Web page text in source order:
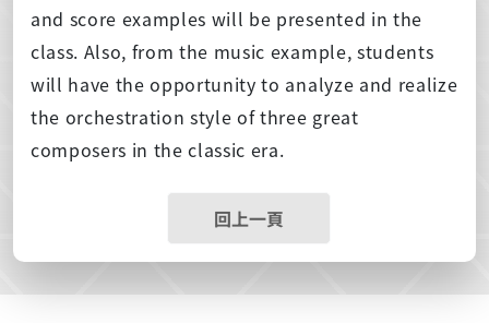
and score examples will be presented in the
class. Also, from the music example, students
will have the opportunity to analyze and realize
the orchestration style of three great
composers in the classic era.
回上一頁